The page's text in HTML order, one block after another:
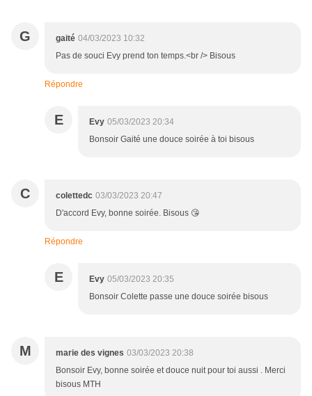
G gaité 04/03/2023 10:32
Pas de souci Evy prend ton temps.<br /> Bisous
Répondre
E Evy 05/03/2023 20:34
Bonsoir Gaité une douce soirée à toi bisous
C colettedc 03/03/2023 20:47
D'accord Evy, bonne soirée. Bisous 😘
Répondre
E Evy 05/03/2023 20:35
Bonsoir Colette passe une douce soirée bisous
M marie des vignes 03/03/2023 20:38
Bonsoir Evy, bonne soirée et douce nuit pour toi aussi . Merci
bisous MTH